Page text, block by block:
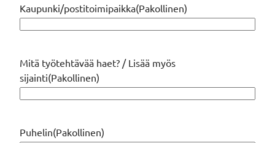
Kaupunki/postitoimipaikka(Pakollinen)
Mitä työtehtävää haet? / Lisää myös
sijainti(Pakollinen)
Puhelin(Pakollinen)